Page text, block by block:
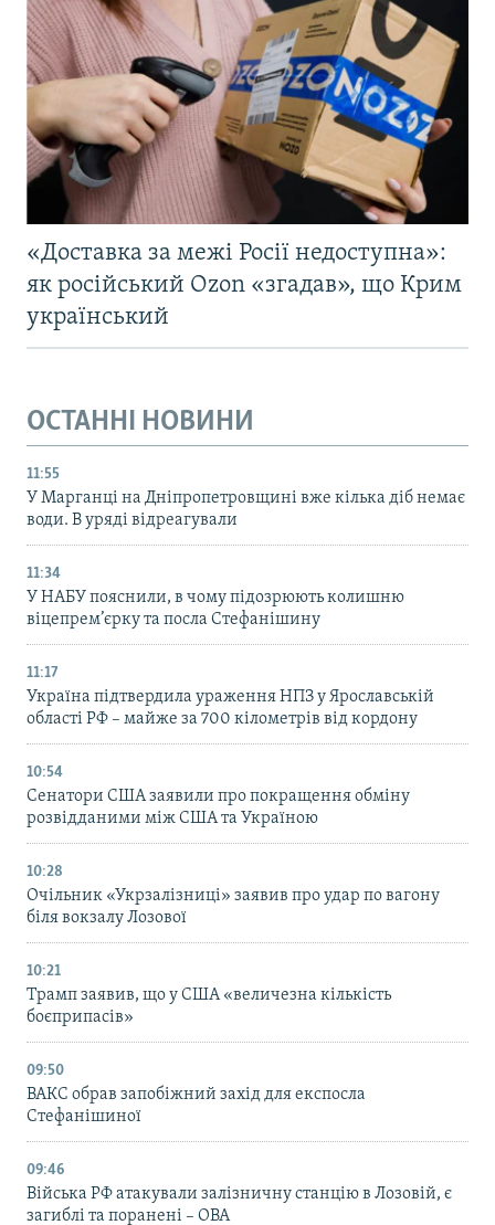
«Доставка за межі Росії недоступна»:
як російський Ozon «згадав», що Крим
український
ОСТАННІ НОВИНИ
11:55
У Марганці на Дніпропетровщині вже кілька діб немає
води. В уряді відреагували
11:34
У НАБУ пояснили, в чому підозрюють колишню
віцепрем’єрку та посла Стефанішину
11:17
Україна підтвердила ураження НПЗ у Ярославській
області РФ – майже за 700 кілометрів від кордону
10:54
Сенатори США заявили про покращення обміну
розвідданими між США та Україною
10:28
Очільник «Укрзалізниці» заявив про удар по вагону
біля вокзалу Лозової
10:21
Трамп заявив, що у США «величезна кількість
боєприпасів»
09:50
ВАКС обрав запобіжний захід для експосла
Стефанішиної
09:46
Війська РФ атакували залізничну станцію в Лозовій, є
загиблі та поранені – ОВА